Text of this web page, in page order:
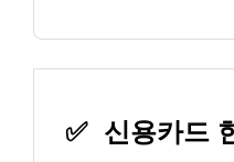
✅ 신용카드